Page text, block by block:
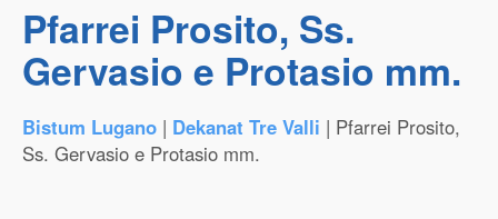
Pfarrei Prosito, Ss.
Gervasio e Protasio mm.
Bistum Lugano | Dekanat Tre Valli | Pfarrei Prosito,
Ss. Gervasio e Protasio mm.